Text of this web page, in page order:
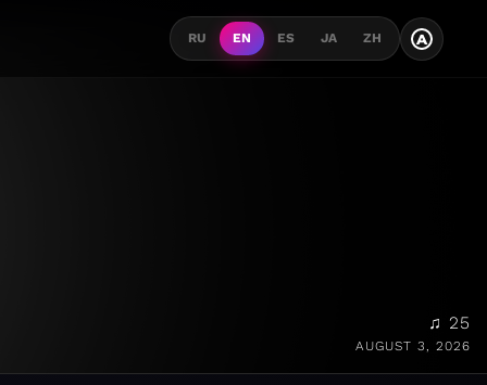
RU EN ES JA ZH A
♫ 25
AUGUST 3, 2026